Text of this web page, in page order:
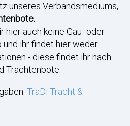
unseres Verbandsmediums,
hier auch keine Gau- oder
ihr findet hier weder
- diese findet ihr nach
Trachtenbote.
TraDi Tracht &